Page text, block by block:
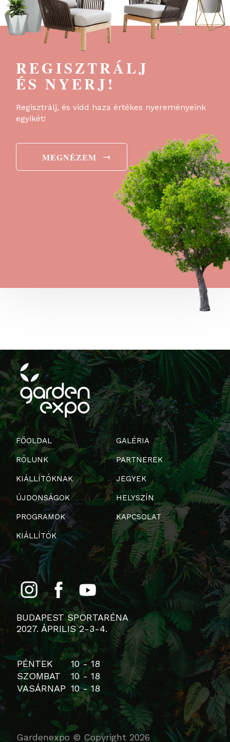
REGISZTRÁLJ
ÉS NYERJ!
Regisztrálj, és vidd haza értékes nyereményeink
egyikét!
MEGNÉZEM →
FŐOLDAL
RÓLUNK
KIÁLLÍTÓKNAK
ÚJDONSÁGOK
PROGRAMOK
KIÁLLÍTÓK
GALÉRIA
PARTNEREK
JEGYEK
HELYSZÍN
KAPCSOLAT
BUDAPEST SPORTARÉNA
2027. ÁPRILIS 2-3-4.
PÉNTEK
10 - 18
SZOMBAT
10 - 18
VASÁRNAP 10 - 18
Gardenexpo © Copyright 2026